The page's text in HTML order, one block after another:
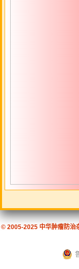
© 2005-2025 中华肿瘤防治